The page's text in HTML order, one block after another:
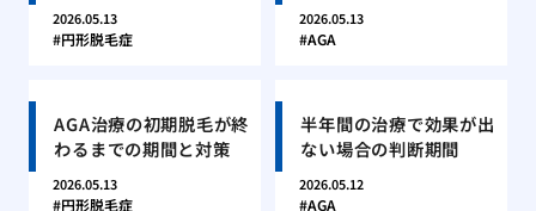
2026.05.13
円形脱毛症
2026.05.13
AGA
AGA治療の初期脱毛が終
わるまでの期間と対策
2026.05.13
円形脱毛症
半年間の治療で効果が出
ない場合の判断期間
2026.05.12
AGA